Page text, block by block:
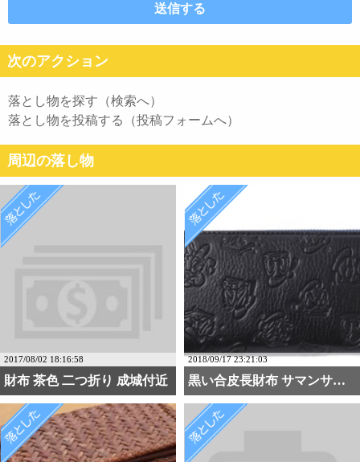
次のアクション
落とし物を探す（検索へ）
落とし物を投稿する（投稿フォームへ）
周辺の落し物
2017/08/02 18:16:58
財布 茶色 二つ折り 成城付近
2018/09/17 23:21:03
黒い合皮長財布 サマンサ・・・